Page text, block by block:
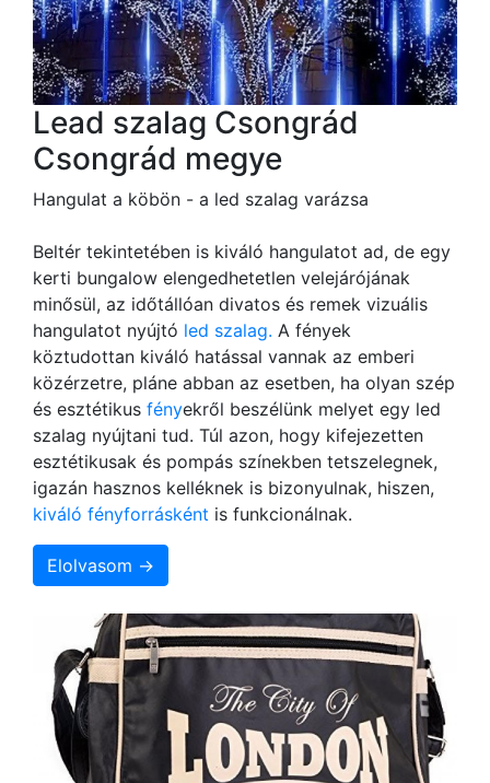
Lead szalag Csongrád
Csongrád megye
Hangulat a köbön - a led szalag varázsa
Beltér tekintetében is kiváló hangulatot ad, de egy
kerti bungalow elengedhetetlen velejárójának
minősül, az időtállóan divatos és remek vizuális
hangulatot nyújtó led szalag. A fények
köztudottan kiváló hatással vannak az emberi
közérzetre, pláne abban az esetben, ha olyan szép
és esztétikus fényekről beszélünk melyet egy led
szalag nyújtani tud. Túl azon, hogy kifejezetten
esztétikusak és pompás színekben tetszelegnek,
igazán hasznos kelléknek is bizonyulnak, hiszen,
kiváló fényforrásként is funkcionálnak.
Elolvasom →